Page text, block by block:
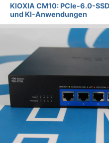
KIOXIA CM10: PCIe-6.0-
und KI-Anwendungen